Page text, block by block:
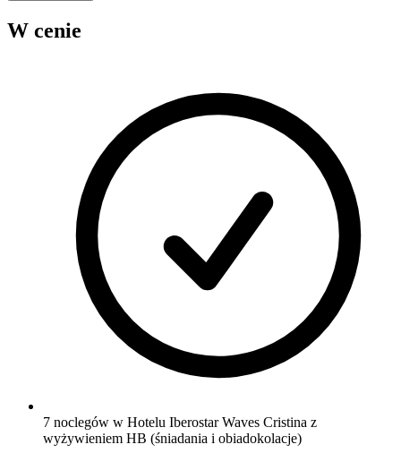
W cenie
7 noclegów w Hotelu Iberostar Waves Cristina z
wyżywieniem HB (śniadania i obiadokolacje)